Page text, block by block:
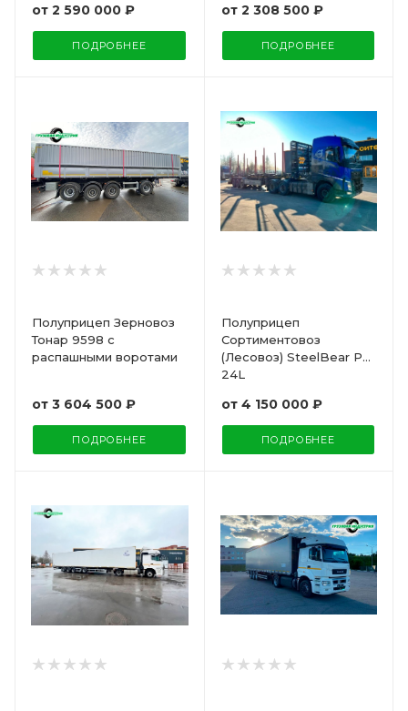
от 2 590 000 ₽
ПОДРОБНЕЕ
от 2 308 500 ₽
ПОДРОБНЕЕ
Полуприцеп Зерновоз
Тонар 9598 с
распашными воротами
от 3 604 500 ₽
ПОДРОБНЕЕ
Полуприцеп
Сортиментовоз
(Лесовоз) SteelBear PT-
24L
от 4 150 000 ₽
ПОДРОБНЕЕ